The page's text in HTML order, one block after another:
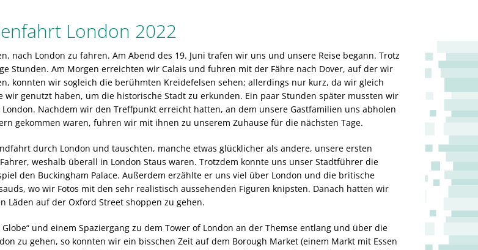
London 2022
nach London zu fahren. Am Abend des 19. Juni trafen wir uns und unsere Reise begann. Trotz
Stunden. Am Morgen erreichten wir Calais und fuhren mit der Fähre nach Dover, auf der wir
konnten wir sogleich die berühmten Kreidefelsen sehen; allerdings nur kurz, da wir gleich
genutzt haben, um die historische Stadt zu erkunden. Ein paar Stunden später mussten wir
Nachdem wir den Treffpunkt erreicht hatten, an dem unsere Gastfamilien uns abholen
gekommen waren, fuhren wir mit ihnen zu unserem Zuhause für die nächsten Tage.
durch London und tauschten, manche etwas glücklicher als andere, unsere ersten
weshalb überall in London Staus waren. Trotzdem konnte uns unser Stadtführer die
den Buckingham Palace. Außerdem erzählte er uns viel über London und die britische
wo wir Fotos mit den sehr realistisch aussehenden Figuren knipsten. Danach hatten wir
auf der Oxford Street shoppen zu gehen.
und einem Spaziergang zu dem Tower of London an der Themse entlang und über die
zu gehen, so konnten wir ein bisschen Zeit auf dem Borough Market (einem Markt mit Essen